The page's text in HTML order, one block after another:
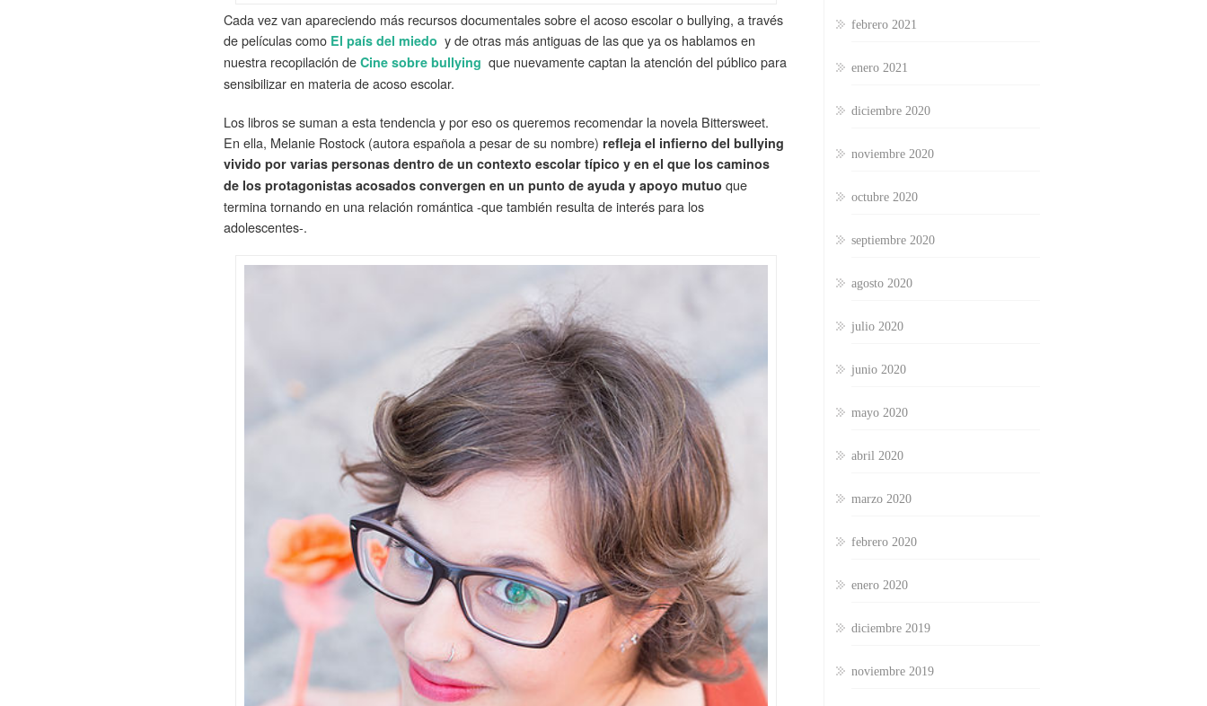
Cada vez van apareciendo más recursos documentales sobre el acoso escolar o bullying, a través
de películas como El país del miedo y de otras más antiguas de las que ya os hablamos en
nuestra recopilación de Cine sobre bullying que nuevamente captan la atención del público para
sensibilizar en materia de acoso escolar.
Los libros se suman a esta tendencia y por eso os queremos recomendar la novela Bittersweet.
En ella, Melanie Rostock (autora española a pesar de su nombre) refleja el infierno del bullying
vivido por varias personas dentro de un contexto escolar típico y en el que los caminos
de los protagonistas acosados convergen en un punto de ayuda y apoyo mutuo que
termina tornando en una relación romántica -que también resulta de interés para los
adolescentes-.
febrero 2021
enero 2021
diciembre 2020
noviembre 2020
octubre 2020
septiembre 2020
agosto 2020
julio 2020
junio 2020
mayo 2020
abril 2020
marzo 2020
febrero 2020
enero 2020
diciembre 2019
noviembre 2019